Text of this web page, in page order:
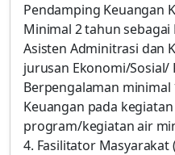
Pendamping Keuangan
Minimal 2 tahun sebagai
Asisten Adminitrasi dan
jurusan Ekonomi/
Berpengalaman minimal
Keuangan pada
program/kegiatan air
4. Fasilitator Masyarakat